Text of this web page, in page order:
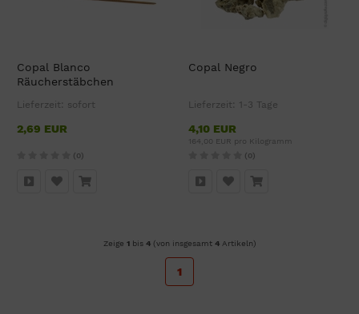
Copal Blanco
Räucherstäbchen
Lieferzeit: sofort
2,69 EUR
(0)
Copal Negro
Lieferzeit: 1-3 Tage
4,10 EUR
164,00 EUR pro Kilogramm
(0)
Zeige 1bis 4(von insgesamt 4Artikeln)
1